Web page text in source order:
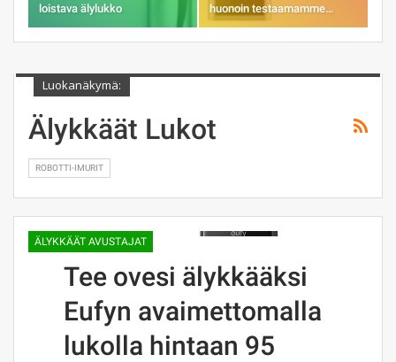
loistava älylukko
huonoin testaamamme…
Luokanäkymä:
Älykkäät Lukot
ROBOTTI-IMURIT
ÄLYKKÄÄT AVUSTAJAT
Tee ovesi älykkääksi
Eufyn avaimettomalla
lukolla hintaan 95